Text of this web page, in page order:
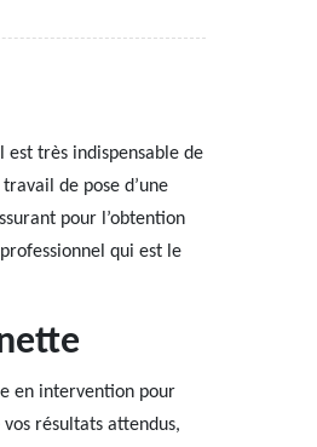
très indispensable de
de pose d’une
pour l’obtention
qui est le
en intervention pour
résultats attendus,